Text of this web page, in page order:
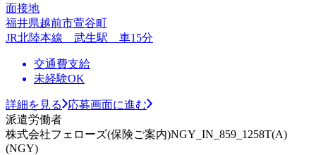
面接地
福井県越前市萱谷町
JR北陸本線 武生駅 車15分
交通費支給
未経験OK
詳細を見る
応募画面に進む
派遣労働者
株式会社フェローズ(保険ご案内)NGY_IN_859_1258T(A)
(NGY)